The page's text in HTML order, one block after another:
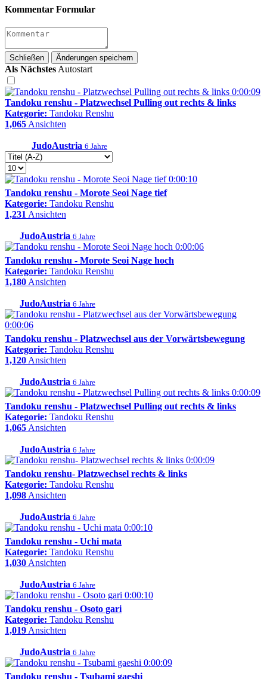
Kommentar Formular
Schließen Änderungen speichern
Als NächstesAutostart
0:00:09
Tandoku renshu - Platzwechsel Pulling out rechts & links
Kategorie: Tandoku Renshu
1,065Ansichten
JudoAustria 6 Jahre
0:00:10
Tandoku renshu - Morote Seoi Nage tief
Kategorie: Tandoku Renshu
1,231Ansichten
JudoAustria 6 Jahre
0:00:06
Tandoku renshu - Morote Seoi Nage hoch
Kategorie: Tandoku Renshu
1,180Ansichten
JudoAustria 6 Jahre
0:00:06
Tandoku renshu - Platzwechsel aus der Vorwärtsbewegung
Kategorie: Tandoku Renshu
1,120Ansichten
JudoAustria 6 Jahre
0:00:09
Tandoku renshu - Platzwechsel Pulling out rechts & links
Kategorie: Tandoku Renshu
1,065Ansichten
JudoAustria 6 Jahre
0:00:09
Tandoku renshu- Platzwechsel rechts & links
Kategorie: Tandoku Renshu
1,098Ansichten
JudoAustria 6 Jahre
0:00:10
Tandoku renshu - Uchi mata
Kategorie: Tandoku Renshu
1,030Ansichten
JudoAustria 6 Jahre
0:00:10
Tandoku renshu - Osoto gari
Kategorie: Tandoku Renshu
1,019Ansichten
JudoAustria 6 Jahre
0:00:09
Tandoku renshu - Tsubami gaeshi